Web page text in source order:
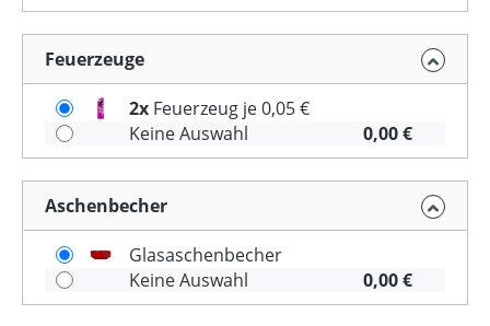
Feuerzeuge
2x Feuerzeug je 0,05 €
Keine Auswahl
0,00 €
Aschenbecher
Glasaschenbecher
Keine Auswahl
0,00 €